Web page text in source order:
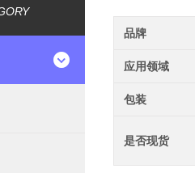
品牌
应用领域
包装
是否现货